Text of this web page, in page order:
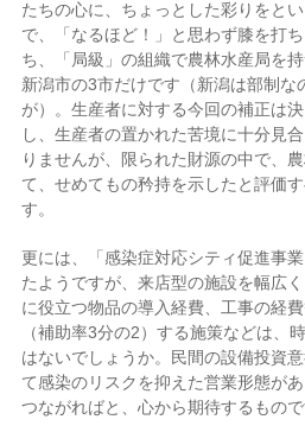
たちの心に、ちょっとした彩りをと
で、「なるほど！」と思わず膝を打
ち、「局級」の組織で農林水産局を
新潟市の3市だけです（新潟は部制な
が）。生産者に対する今回の補正は
し、生産者の置かれた苦境に十分見
りませんが、限られた財源の中で、
て、せめてもの矜持を示したと評価
す。
更には、「感染症対応シティ促進事
たようですが、来店型の施設を幅広
に役立つ物品の導入経費、工事の経
（補助率3分の2）する施策などは、
はないでしょうか。民間の設備投資
て感染のリスクを抑えた営業形態が
つながればと、心から期待するもので